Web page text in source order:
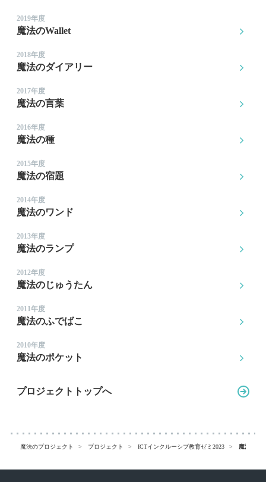
魔法のプロジェクト プロジェクト ICTインクルーシブ教育ゼミ2023 魔法のプ
2019年度
魔法のWallet
2018年度
魔法のダイアリー
2017年度
魔法の言葉
2016年度
魔法の種
2015年度
魔法の宿題
2014年度
魔法のワンド
2013年度
魔法のランプ
2012年度
魔法のじゅうたん
2011年度
魔法のふでばこ
2010年度
魔法のポケット
プロジェクトトップへ